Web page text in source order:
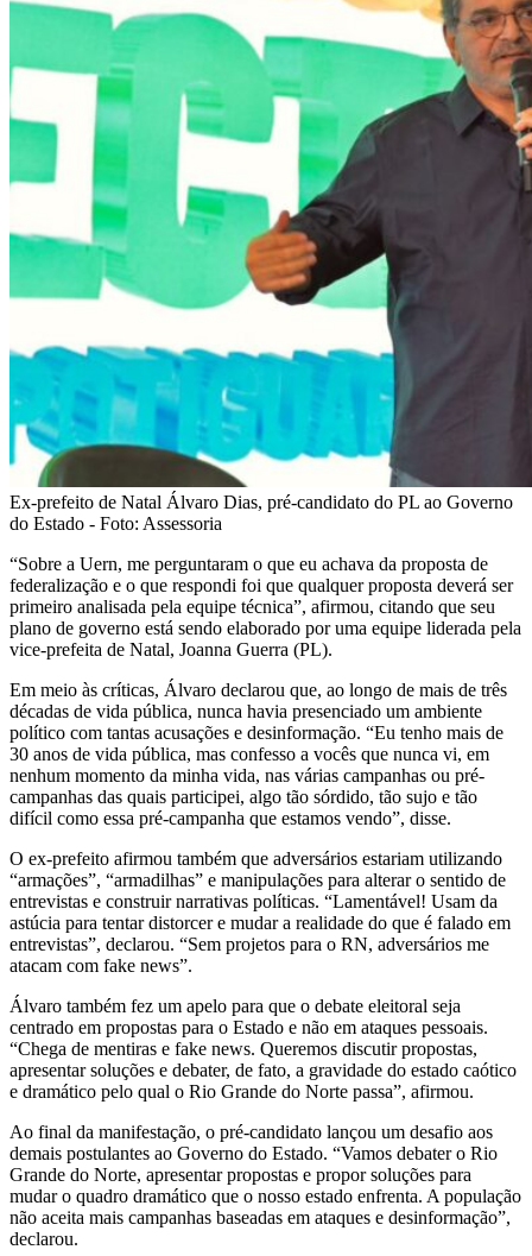
Ex-prefeito de Natal Álvaro Dias, pré-candidato do PL ao Governo
do Estado - Foto: Assessoria
“Sobre a Uern, me perguntaram o que eu achava da proposta de
federalização e o que respondi foi que qualquer proposta deverá ser
primeiro analisada pela equipe técnica”, afirmou, citando que seu
plano de governo está sendo elaborado por uma equipe liderada pela
vice-prefeita de Natal, Joanna Guerra (PL).
Em meio às críticas, Álvaro declarou que, ao longo de mais de três
décadas de vida pública, nunca havia presenciado um ambiente
político com tantas acusações e desinformação. “Eu tenho mais de
30 anos de vida pública, mas confesso a vocês que nunca vi, em
nenhum momento da minha vida, nas várias campanhas ou pré-
campanhas das quais participei, algo tão sórdido, tão sujo e tão
difícil como essa pré-campanha que estamos vendo”, disse.
O ex-prefeito afirmou também que adversários estariam utilizando
“armações”, “armadilhas” e manipulações para alterar o sentido de
entrevistas e construir narrativas políticas. “Lamentável! Usam da
astúcia para tentar distorcer e mudar a realidade do que é falado em
entrevistas”, declarou. “Sem projetos para o RN, adversários me
atacam com fake news”.
Álvaro também fez um apelo para que o debate eleitoral seja
centrado em propostas para o Estado e não em ataques pessoais.
“Chega de mentiras e fake news. Queremos discutir propostas,
apresentar soluções e debater, de fato, a gravidade do estado caótico
e dramático pelo qual o Rio Grande do Norte passa”, afirmou.
Ao final da manifestação, o pré-candidato lançou um desafio aos
demais postulantes ao Governo do Estado. “Vamos debater o Rio
Grande do Norte, apresentar propostas e propor soluções para
mudar o quadro dramático que o nosso estado enfrenta. A população
não aceita mais campanhas baseadas em ataques e desinformação”,
declarou.